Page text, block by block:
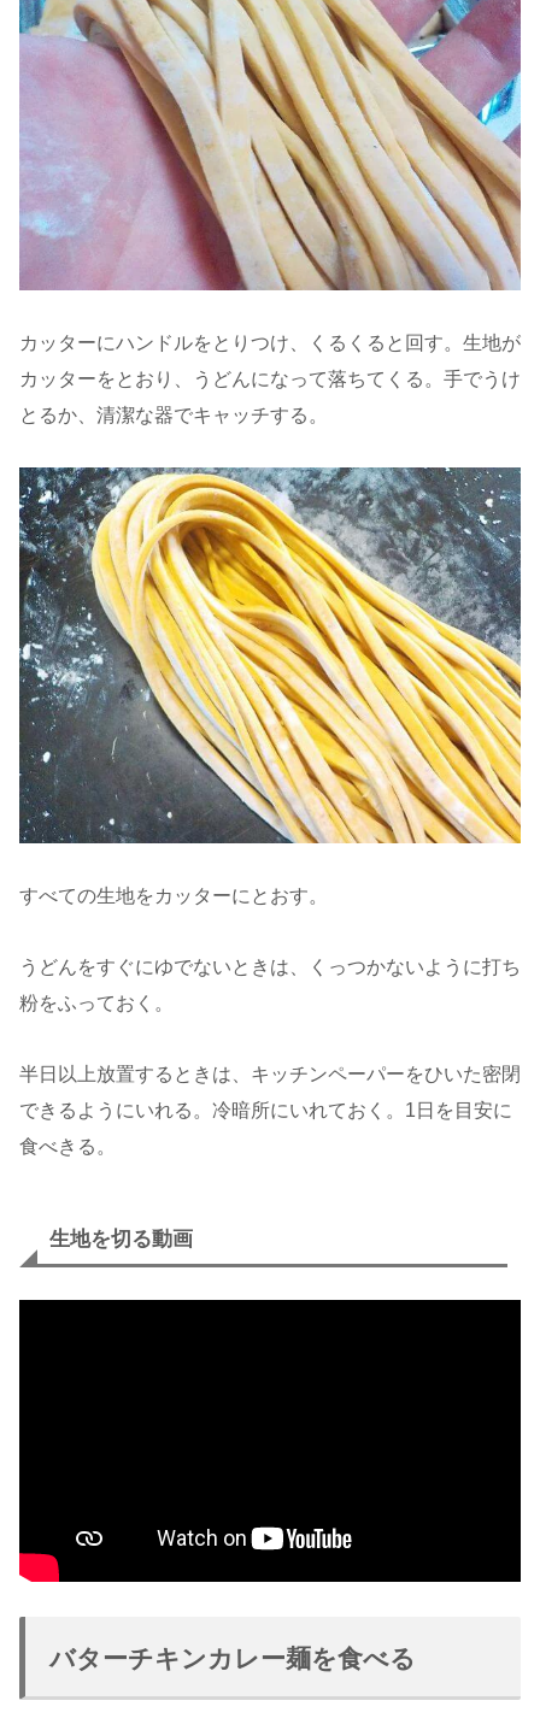
カッターにハンドルをとりつけ、くるくると回す。生地が
カッターをとおり、うどんになって落ちてくる。手でうけ
とるか、清潔な器でキャッチする。
すべての生地をカッターにとおす。
うどんをすぐにゆでないときは、くっつかないように打ち
粉をふっておく。
半日以上放置するときは、キッチンペーパーをひいた密閉
できるようにいれる。冷暗所にいれておく。1日を目安に
食べきる。
生地を切る動画
バターチキンカレー麺を食べる